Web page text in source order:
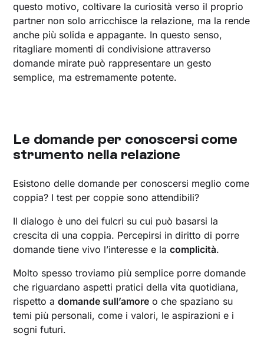
questo motivo, coltivare la curiosità verso il proprio
partner non solo arricchisce la relazione, ma la rende
anche più solida e appagante. In questo senso,
ritagliare momenti di condivisione attraverso
domande mirate può rappresentare un gesto
semplice, ma estremamente potente.
Le domande per conoscersi come
strumento nella relazione
Esistono delle domande per conoscersi meglio come
coppia? I test per coppie sono attendibili?
Il dialogo è uno dei fulcri su cui può basarsi la
crescita di una coppia. Percepirsi in diritto di porre
domande tiene vivo l’interesse e lacomplicità.
Molto spesso troviamo più semplice porre domande
che riguardano aspetti pratici della vita quotidiana,
rispetto adomande sull’amore o che spaziano su
temi più personali, come i valori, le aspirazioni e i
sogni futuri.